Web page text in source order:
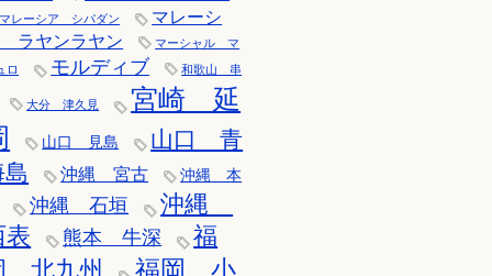
マレーシア シパダン
マレーシ
ラヤンラヤン
マーシャル マ
ロ
モルディブ 和歌山 串
大分 津久見
宮崎 延
山口 見島
山口 青
沖縄 宮古
沖縄 本
沖縄 石垣
沖縄
表
熊本 牛深
福
北九州
福岡 小